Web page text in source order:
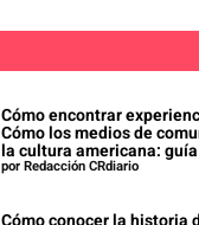
Cómo encontrar
Cómo los medios de
la cultura americana:
por Redacción CRdiario